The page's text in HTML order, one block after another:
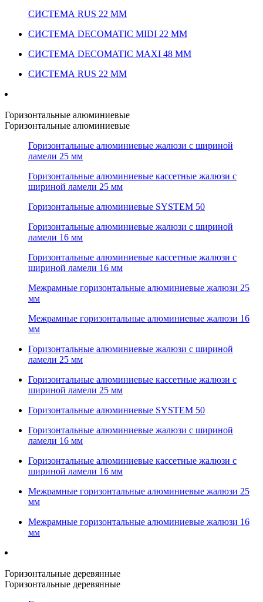
СИСТЕМА RUS 22 ММ
СИСТЕМА DECOMATIC MIDI 22 ММ
СИСТЕМА DECOMATIC MAXI 48 ММ
СИСТЕМА RUS 22 ММ
Горизонтальные алюминиевые
Горизонтальные алюминиевые
Горизонтальные алюминиевые жалюзи с шириной
ламели 25 мм
Горизонтальные алюминиевые кассетные жалюзи с
шириной ламели 25 мм
Горизонтальные алюминиевые SYSTEM 50
Горизонтальные алюминиевые жалюзи с шириной
ламели 16 мм
Горизонтальные алюминиевые кассетные жалюзи с
шириной ламели 16 мм
Межрамные горизонтальные алюминиевые жалюзи 25
мм
Межрамные горизонтальные алюминиевые жалюзи 16
мм
Горизонтальные алюминиевые жалюзи с шириной
ламели 25 мм
Горизонтальные алюминиевые кассетные жалюзи с
шириной ламели 25 мм
Горизонтальные алюминиевые SYSTEM 50
Горизонтальные алюминиевые жалюзи с шириной
ламели 16 мм
Горизонтальные алюминиевые кассетные жалюзи с
шириной ламели 16 мм
Межрамные горизонтальные алюминиевые жалюзи 25
мм
Межрамные горизонтальные алюминиевые жалюзи 16
мм
Горизонтальные деревянные
Горизонтальные деревянные